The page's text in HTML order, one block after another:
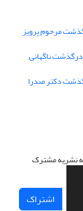
مرحوم پرویز
ناگهانی
دکتر صدرا
نشریه مشترک
اشتراک